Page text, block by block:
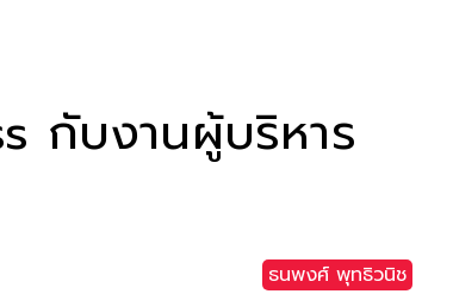
กับงานผู้บริหาร
ธนพงศ์ พุทธิวนิช